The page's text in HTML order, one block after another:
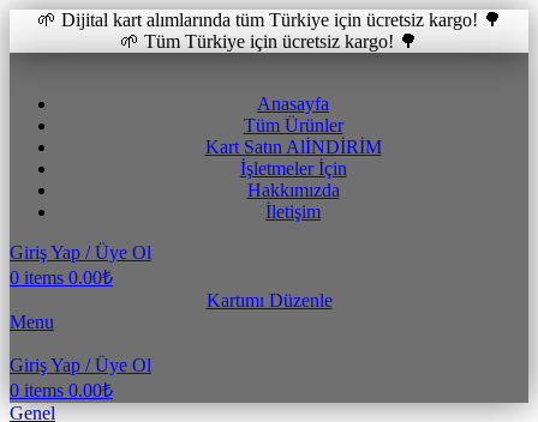
🌱 Dijital kart alımlarında tüm Türkiye için ücretsiz kargo! 🌳
🌱 Tüm Türkiye için ücretsiz kargo! 🌳
Anasayfa
Tüm Ürünler
Kart Satın AlİNDİRİM
İşletmeler İçin
Hakkımızda
İletişim
Giriş Yap / Üye Ol
0 items 0.00₺
Kartımı Düzenle
Menu
Giriş Yap / Üye Ol
0 items 0.00₺
Genel